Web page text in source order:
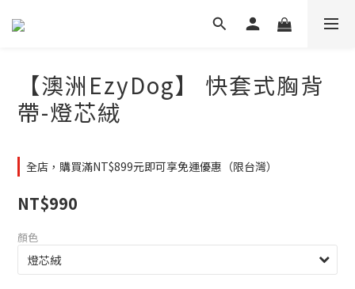
【澳洲EzyDog】 快套式胸背
帶-燈芯絨
全店，購買滿NT$899元即可享免運優惠（限台灣）
NT$990
顏色